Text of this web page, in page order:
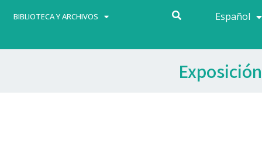
BIBLIOTECA Y ARCHIVOS Español
Français
Exposición